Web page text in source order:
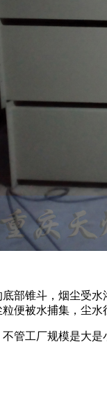
部锥斗，烟尘受
便被水捕集，尘
管工厂规模是大